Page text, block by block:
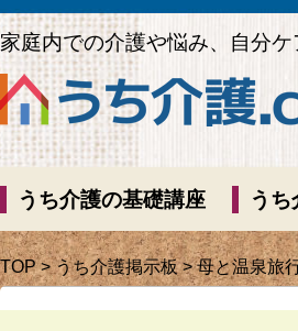
家庭内での介護や悩み、自分
うち介護の基礎講座 う
TOP>うち介護掲示板> 母と温泉旅